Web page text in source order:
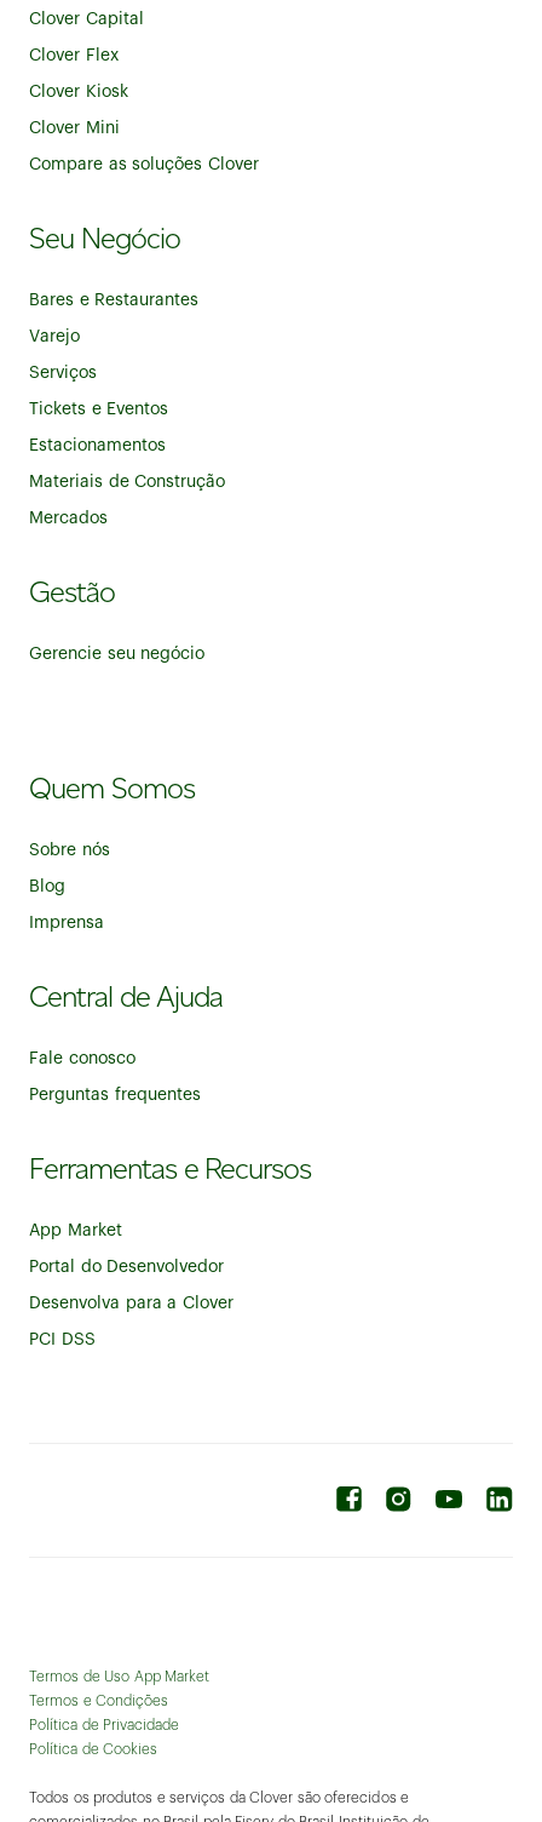
Clover Capital
Clover Flex
Clover Kiosk
Clover Mini
Compare as soluções Clover
Seu Negócio
Bares e Restaurantes
Varejo
Serviços
Tickets e Eventos
Estacionamentos
Materiais de Construção
Mercados
Gestão
Gerencie seu negócio
Quem Somos
Sobre nós
Blog
Imprensa
Central de Ajuda
Fale conosco
Perguntas frequentes
Ferramentas e Recursos
App Market
Portal do Desenvolvedor
Desenvolva para a Clover
PCI DSS
Termos de Uso App Market
Termos e Condições
Política de Privacidade
Política de Cookies
Todos os produtos e serviços da Clover são oferecidos e